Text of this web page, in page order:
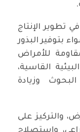
تطوير الإنتاج
بتوفير البذور
للأمراض
القاسية،
وزيادة
والتركيز على